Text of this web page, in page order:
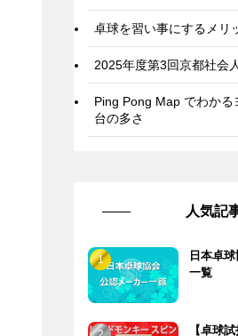
卓球を習い事にするメリ
2025年度第3回京都社会
Ping Pong Map でわかる
台の多さ
人気記
日本卓
一覧
【卓球